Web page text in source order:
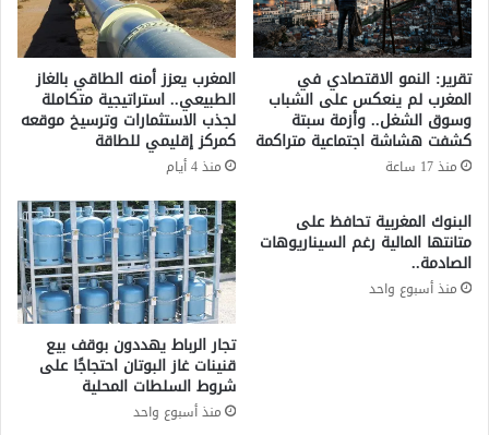
ع
ا
ي
ة
ا
ل
ح
ك
م
ي
ة
ا
ا
م
و
ز
ا
ر
ة
ا
ص
ح
ة
:
تقرير: النمو الاقتصادي في
المغرب لم ينعكس على الشباب
وسوق الشغل.. وأزمة سبتة
كشفت هشاشة اجتماعية متراكمة
منذ 17 ساعة
المغرب يعزز أمنه الطاقي بالغاز
الطبيعي.. استراتيجية متكاملة
لجذب الاستثمارات وترسيخ موقعه
كمركز إقليمي للطاقة
منذ 4 أيام
البنوك المغربية تحافظ على
متانتها المالية رغم السيناريوهات
الصادمة..
منذ أسبوع واحد
تجار الرباط يهددون بوقف بيع
قنينات غاز البوتان احتجاجًا على
شروط السلطات المحلية
منذ أسبوع واحد